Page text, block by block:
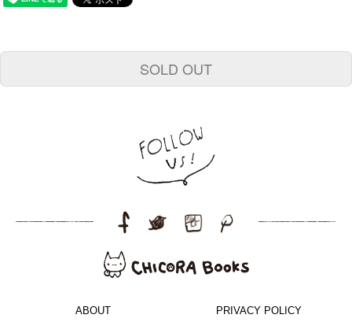
SOLD OUT
ABOUT PRIVACY POLICY